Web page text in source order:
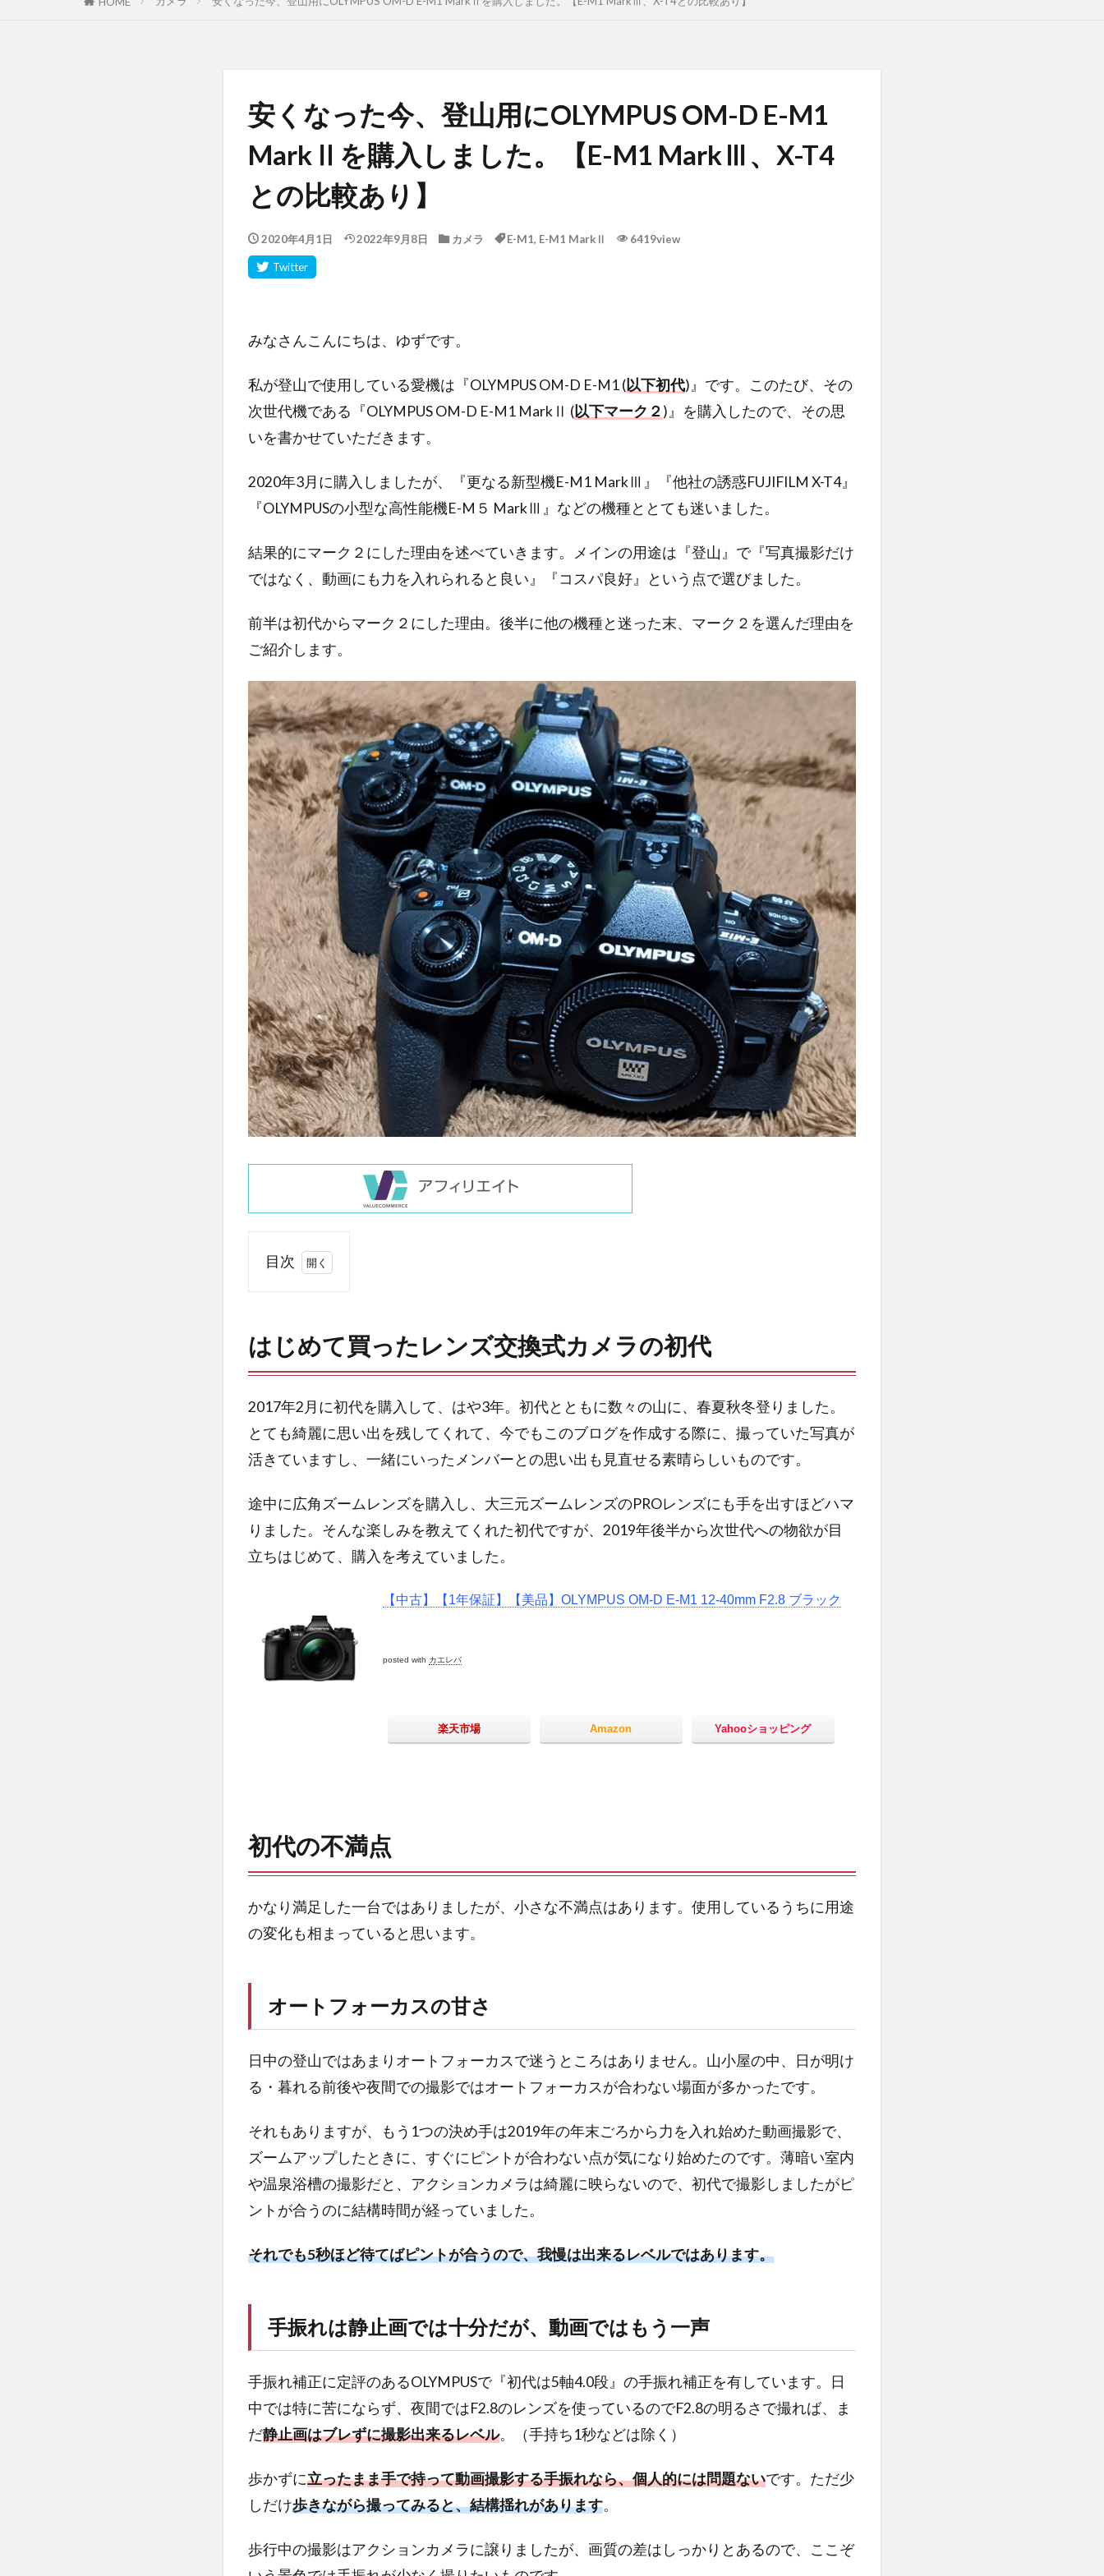
安くなった今、登山用にOLYMPUS OM-D E-M1
MarkⅡを購入しました。【E-M1 MarkⅢ、X-T4
との比較あり】
2020年4月1日 2022年9月8日 カメラ E-M1, E-M1 MarkⅡ 6419view
みなさんこんにちは、ゆずです。
私が登山で使用している愛機は『OLYMPUS OM-D E-M1 (以下初代)』です。このたび、その
次世代機である『OLYMPUS OM-D E-M1 MarkⅡ (以下マーク２)』を購入したので、その思
いを書かせていただきます。
2020年3月に購入しましたが、『更なる新型機E-M1 MarkⅢ』『他社の誘惑FUJIFILM X-T4』
『OLYMPUSの小型な高性能機E-M５ MarkⅢ』などの機種ととても迷いました。
結果的にマーク２にした理由を述べていきます。メインの用途は『登山』で『写真撮影だけ
ではなく、動画にも力を入れられると良い』『コスパ良好』という点で選びました。
前半は初代からマーク２にした理由。後半に他の機種と迷った末、マーク２を選んだ理由を
ご紹介します。
目次
め
っ
レ
ン
交
換
式
カ
初
代
2
オー
カス
さ
れは
静止
は十
分だ
動画
では
もう
一声
2.3
いバ
2.4
撮影
時の
ノイ
ズの
2.5
高解
ダイ
はじめて買ったレンズ交換式カメラの初代
2017年2月に初代を購入して、はや3年。初代とともに数々の山に、春夏秋冬登りました。
とても綺麗に思い出を残してくれて、今でもこのブログを作成する際に、撮っていた写真が
活きていますし、一緒にいったメンバーとの思い出も見直せる素晴らしいものです。
途中に広角ズームレンズを購入し、大三元ズームレンズのPROレンズにも手を出すほどハマ
りました。そんな楽しみを教えてくれた初代ですが、2019年後半から次世代への物欲が目
立ちはじめて、購入を考えていました。
【中古】【1年保証】【美品】OLYMPUS OM-D E-M1 12-40mm F2.8 ブラック
posted with カエレバ
楽天市場 Amazon Yahooショッピング
初代の不満点
かなり満足した一台ではありましたが、小さな不満点はあります。使用しているうちに用途
の変化も相まっていると思います。
オートフォーカスの甘さ
日中の登山ではあまりオートフォーカスで迷うところはありません。山小屋の中、日が明け
る・暮れる前後や夜間での撮影ではオートフォーカスが合わない場面が多かったです。
それもありますが、もう1つの決め手は2019年の年末ごろから力を入れ始めた動画撮影で、
ズームアップしたときに、すぐにピントが合わない点が気になり始めたのです。薄暗い室内
や温泉浴槽の撮影だと、アクションカメラは綺麗に映らないので、初代で撮影しましたがピ
ントが合うのに結構時間が経っていました。
それでも5秒ほど待てばピントが合うので、我慢は出来るレベルではあります。
手振れは静止画では十分だが、動画ではもう一声
手振れ補正に定評のあるOLYMPUSで『初代は5軸4.0段』の手振れ補正を有しています。日
中では特に苦にならず、夜間ではF2.8のレンズを使っているのでF2.8の明るさで撮れば、ま
だ静止画はブレずに撮影出来るレベル。（手持ち1秒などは除く）
歩かずに立ったまま手で持って動画撮影する手振れなら、個人的には問題ないです。ただ少
しだけ歩きながら撮ってみると、結構揺れがあります。
歩行中の撮影はアクションカメラに譲りましたが、画質の差はしっかりとあるので、ここぞ